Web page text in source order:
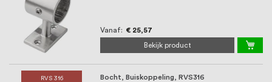
Vanaf € 25,57
Bekijk product
RVS 316 Bocht, Buiskoppeling, RVS316